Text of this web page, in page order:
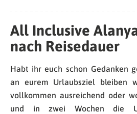
All Inclusive
nach Reisedauer
Habt ihr euch schon Gedanken
an eurem Urlaubsziel bleiben
vollkommen ausreichend oder
und in zwei Wochen die